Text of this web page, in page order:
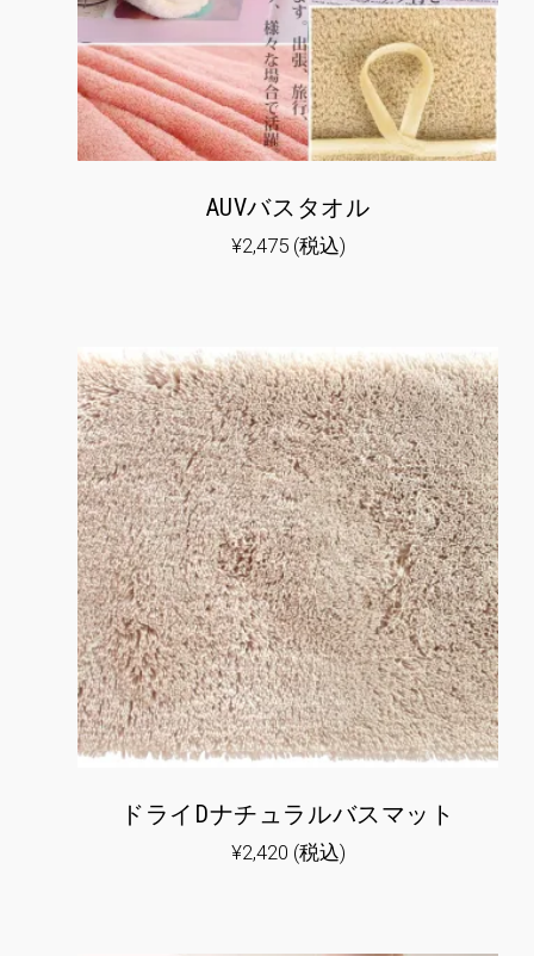
AUVバスタオル
¥2,475 (税込)
ドライDナチュラルバスマット
¥2,420 (税込)